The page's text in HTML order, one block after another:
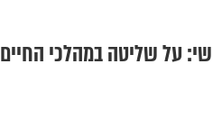
על שליטה במהלכי החיים